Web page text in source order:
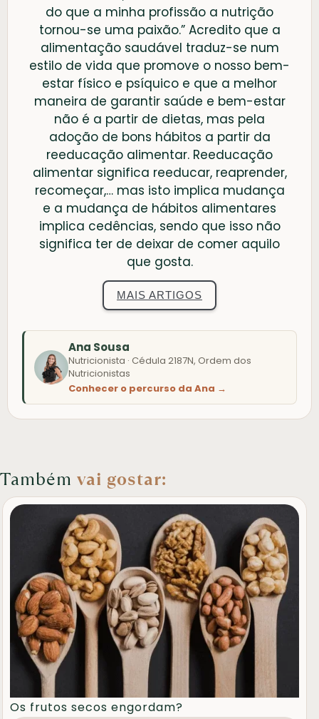
do que a minha profissão a nutrição
tornou-se uma paixão.” Acredito que a
alimentação saudável traduz-se num
estilo de vida que promove o nosso bem-
estar físico e psíquico e que a melhor
maneira de garantir saúde e bem-estar
não é a partir de dietas, mas pela
adoção de bons hábitos a partir da
reeducação alimentar. Reeducação
alimentar significa reeducar, reaprender,
recomeçar,… mas isto implica mudança
e a mudança de hábitos alimentares
implica cedências, sendo que isso não
significa ter de deixar de comer aquilo
que gosta.
MAIS ARTIGOS
Ana Sousa
Nutricionista · Cédula 2187N, Ordem dos
Nutricionistas
Conhecer o percurso da Ana →
Também vai gostar:
Os frutos secos engordam?